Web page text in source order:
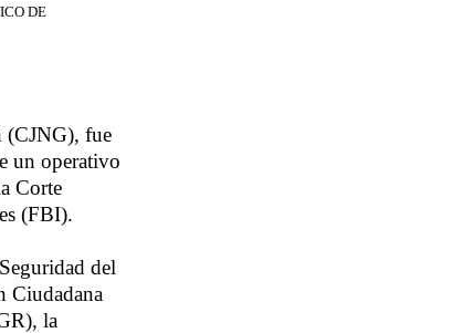
DE
(CJNG), fue
un operativo
Corte
(FBI).
del
Ciudadana
la